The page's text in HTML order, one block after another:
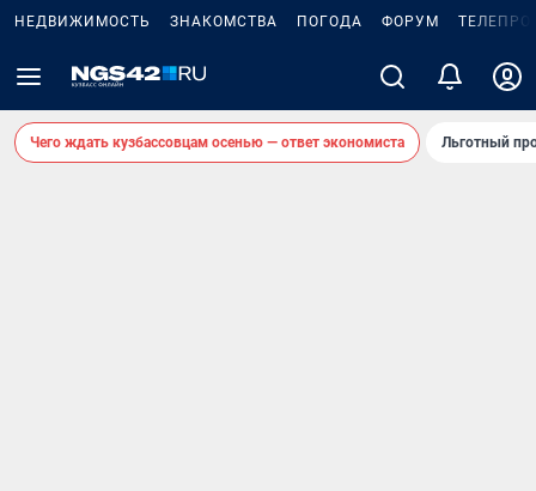
НЕДВИЖИМОСТЬ ЗНАКОМСТВА ПОГОДА ФОРУМ
Чего ждать кузбассовцам осенью — ответ экономиста Льготный